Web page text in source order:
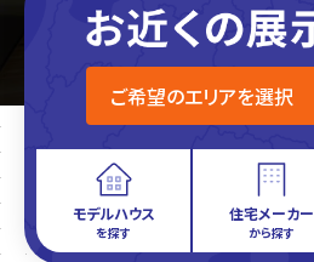
モデルハウス
を探す
住宅メーカー
から探す